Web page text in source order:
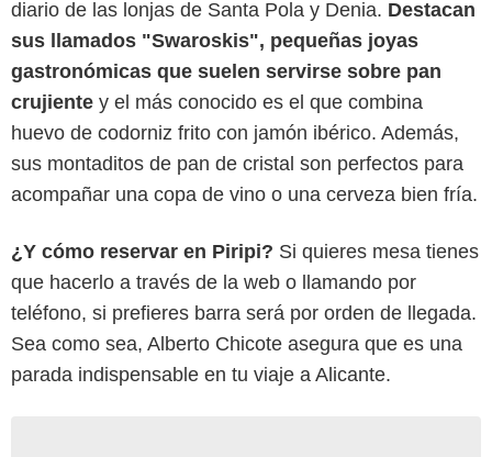
diario de las lonjas de Santa Pola y Denia. Destacan
sus llamados "Swaroskis", pequeñas joyas
gastronómicas que suelen servirse sobre pan
crujiente y el más conocido es el que combina
huevo de codorniz frito con jamón ibérico. Además,
sus montaditos de pan de cristal son perfectos para
acompañar una copa de vino o una cerveza bien fría.
¿Y cómo reservar en Piripi? Si quieres mesa tienes
que hacerlo a través de la web o llamando por
teléfono, si prefieres barra será por orden de llegada.
Sea como sea, Alberto Chicote asegura que es una
parada indispensable en tu viaje a Alicante.